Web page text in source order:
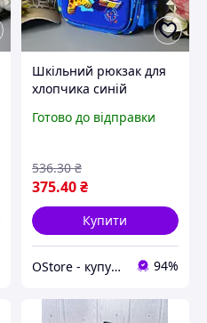
Шкільний рюкзак для
хлопчика синій
школи рюкзак для
Готово до відправки
375.40₴
536.30 ₴
Купити
OStore - купуй онлайн! 94%